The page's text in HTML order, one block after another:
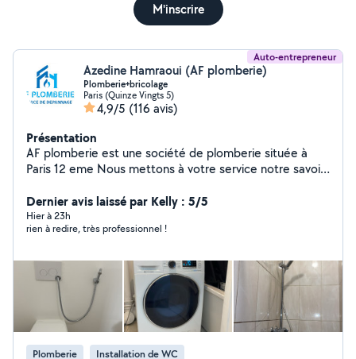
M'inscrire
Auto-entrepreneur
Azedine Hamraoui (AF plomberie)
Plomberie+bricolage
Paris (Quinze Vingts 5)
4,9/5 (116 avis)
Présentation
AF plomberie est une société de plomberie située à
Paris 12 eme Nous mettons à votre service notre savoir-
installation, dépannage et entretien de plomberie. Nos
prestations couvrent : Réparation de fuites d'eau
Installation et entretien de chauffe-eau Rénovation de
rapide et urgent Pourquoi nous choisir ? Intervention
rapide et soignée Devis clair et transparent Artisan de
confiance avec plusieurs années d'expérience Service
disponible 7j/7 pour vos urgences Nous intervenons à
Paris et dans les environs îles de France
Dernier avis laissé par Kelly : 5/5
Hier à 23h
rien à redire, très professionnel !
Plomberie Installation de WC